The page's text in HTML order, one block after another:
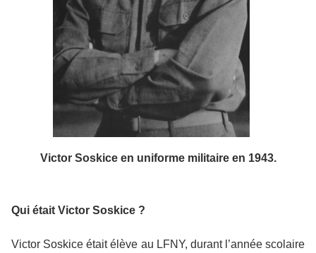
Victor Soskice en uniforme militaire en 1943.
Qui était Victor Soskice ?
Victor Soskice était élève au LFNY, durant l’année scolaire